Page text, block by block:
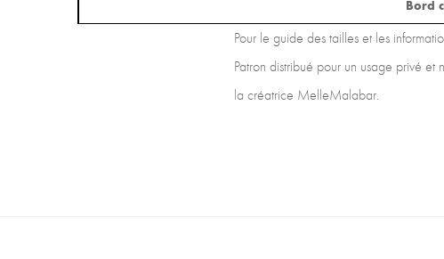
Bord
Pour le guide des tailles et les
Patron distribué pour un usage privé
la créatrice MelleMalabar.